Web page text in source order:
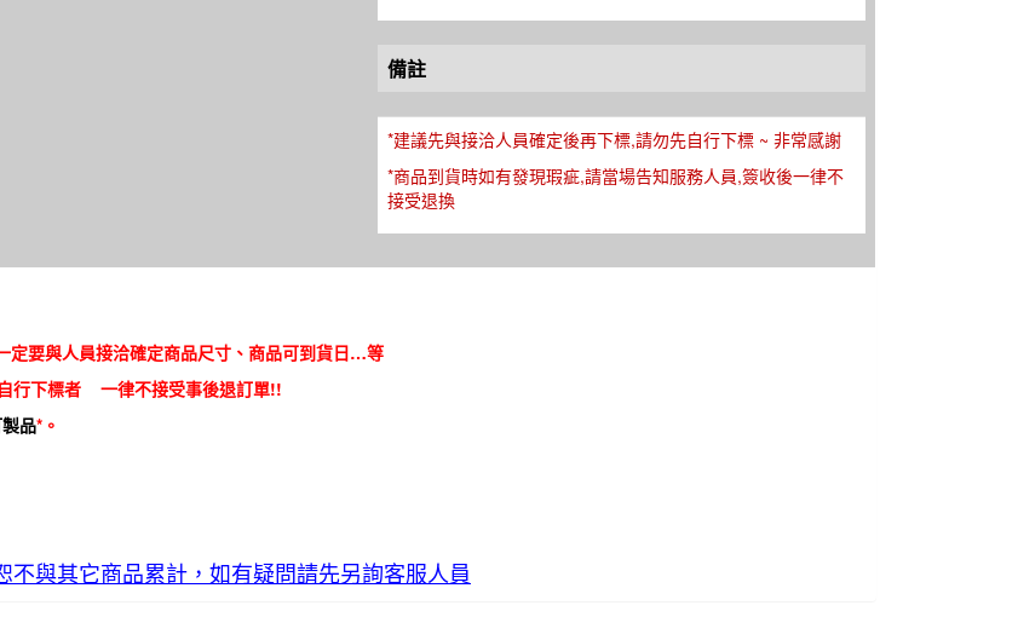
備註
*建議先與接洽人員確定後再下標,請勿先自行下標 ~ 非常感謝
*商品到貨時如有發現瑕疵,請當場告知服務人員,簽收後一律不
接受退換
要與人員接洽確定商品尺寸、商品可到貨日…等
行下標者 一律不接受事後退訂單!!
品*。
不與其它商品累計，如有疑問請先另詢客服人員